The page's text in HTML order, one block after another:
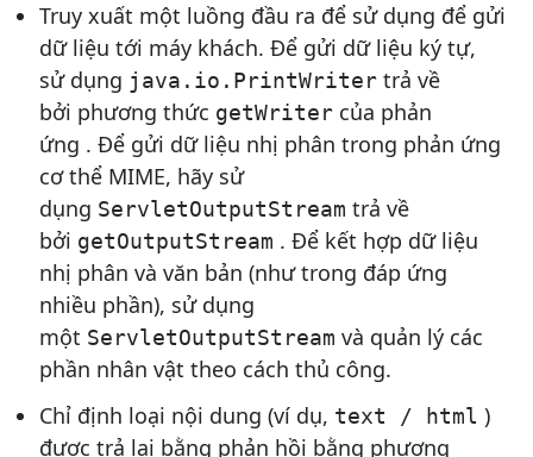
Truy xuất một luồng đầu ra để sử dụng để gửi
dữ liệu tới máy khách. Để gửi dữ liệu ký tự,
sử dụng java.io.PrintWriter trả về
bởi phương thức getWriter của phản
ứng . Để gửi dữ liệu nhị phân trong phản ứng
cơ thể MIME, hãy sử
dụng ServletOutputStream trả về
bởi getOutputStream . Để kết hợp dữ liệu
nhị phân và văn bản (như trong đáp ứng
nhiều phần), sử dụng
một ServletOutputStream và quản lý các
phần nhân vật theo cách thủ công.
Chỉ định loại nội dung (ví dụ, text / html )
được trả lại bằng phản hồi bằng phương